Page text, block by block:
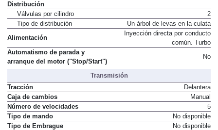
Distribución
Válvulas por cilindro
2
Tipo de distribución
Un árbol de levas en la culata
Alimentación
Inyección directa por conducto
común. Turbo
Automatismo de parada y
arranque del motor ("Stop/Start")
No
Transmisión
Tracción
Delantera
Caja de cambios
Manual
Número de velocidades
5
Tipo de mando
No disponible
Tipo de Embrague
No disponible